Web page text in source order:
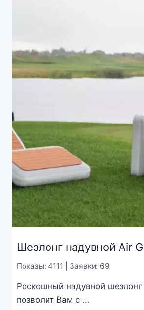
Шезлонг надувной Air
Показы: 4111 | Заявки: 69
Роскошный надувной шезлонг
позволит Вам с ...